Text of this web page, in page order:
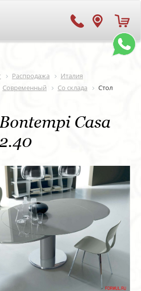
Распродажа
Италия
Современный Со склада Стол
Casa